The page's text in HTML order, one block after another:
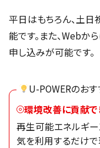
平日はもちろん、土日
能です。また、Webか
申し込みが可能です。
U-POWERのお
環境改善に貢献
再生可能エネルギ
気を利用するだけで